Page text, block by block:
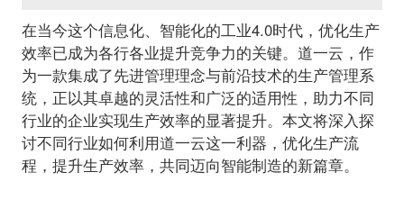
在当今这个信息化、智能化的工业4.0时代，优化生产
效率已成为各行各业提升竞争力的关键。道一云，作
为一款集成了先进管理理念与前沿技术的生产管理系
统，正以其卓越的灵活性和广泛的适用性，助力不同
行业的企业实现生产效率的显著提升。本文将深入探
讨不同行业如何利用道一云这一利器，优化生产流
程，提升生产效率，共同迈向智能制造的新篇章。